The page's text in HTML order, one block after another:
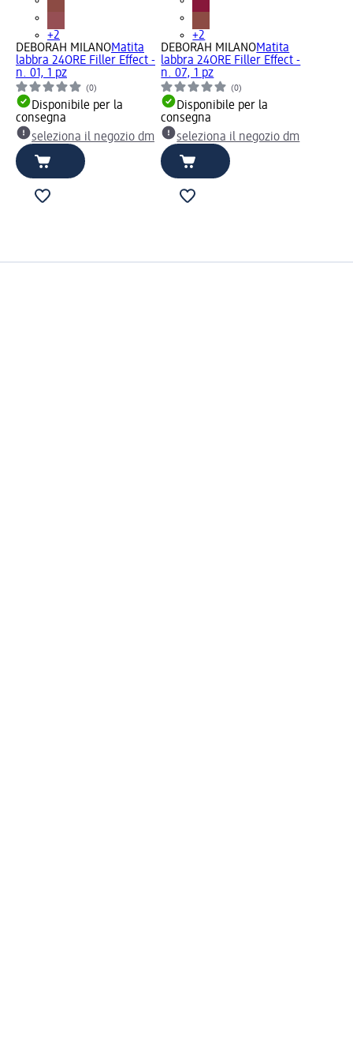
+2
DEBORAH MILANOMatita
labbra 24ORE Filler Effect -
n. 01, 1 pz
(0)
Disponibile per la
consegna
seleziona il negozio dm
+2
DEBORAH MILANOMatita
labbra 24ORE Filler Effect -
n. 07, 1 pz
(0)
Disponibile per la
consegna
seleziona il negozio dm